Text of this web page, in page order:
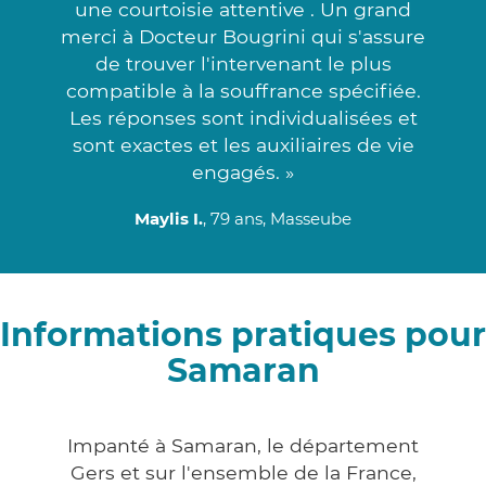
une courtoisie attentive . Un grand
merci à Docteur Bougrini qui s'assure
de trouver l'intervenant le plus
compatible à la souffrance spécifiée.
Les réponses sont individualisées et
sont exactes et les auxiliaires de vie
engagés. »
Maylis I., 79 ans, Masseube
Informations pratiques pour
Samaran
Impanté à Samaran, le département
Gers et sur l'ensemble de la France,